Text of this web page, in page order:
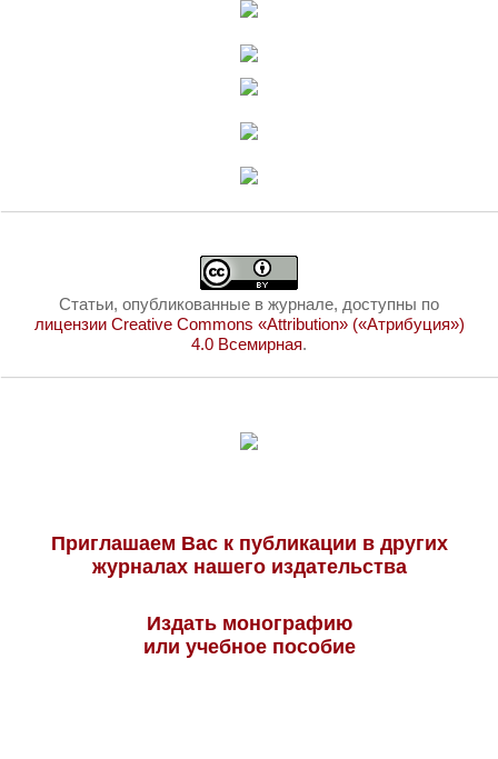
Статьи, опубликованные в журнале, доступны по
лицензии Creative Commons «Attribution» («Атрибуция»)
4.0 Всемирная.
Приглашаем Вас к публикации в других
журналах нашего издательства
Издать монографию
или учебное пособие